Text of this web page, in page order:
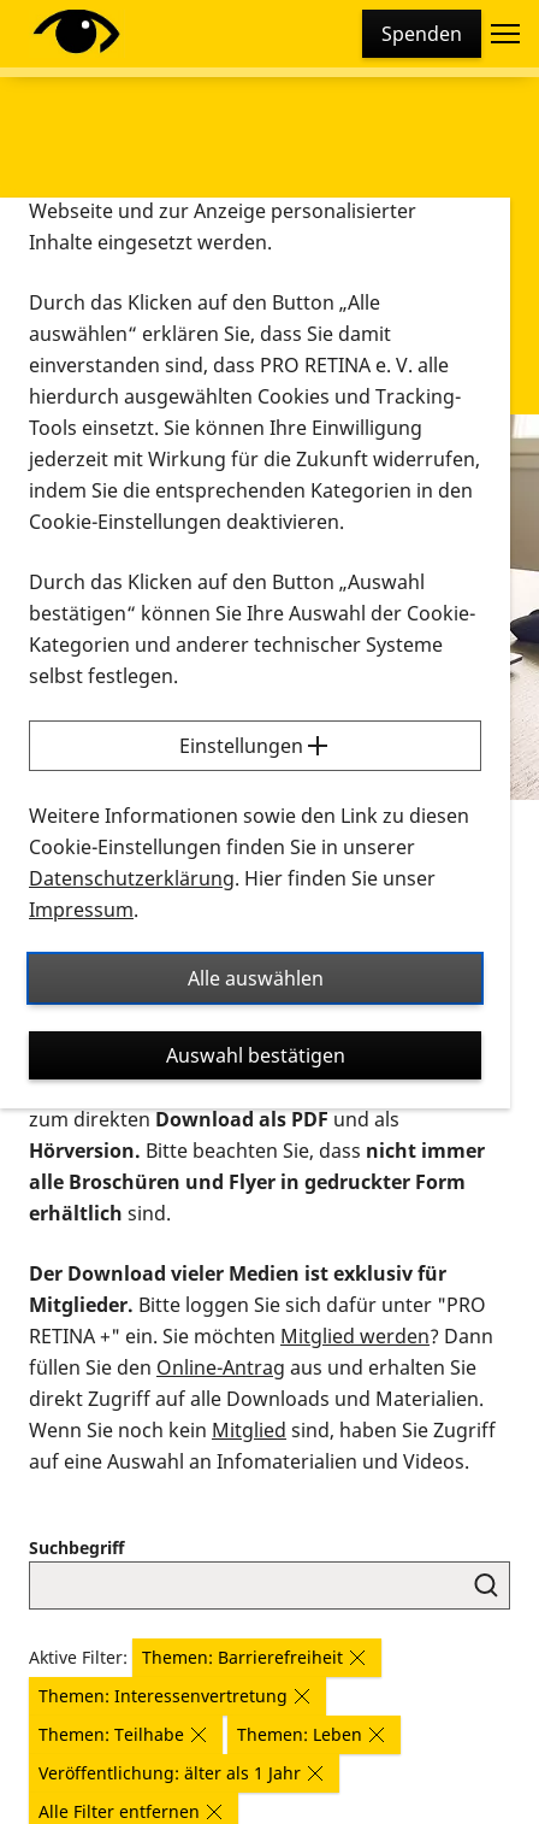
Spenden
Infomaterial
Infomaterial
Vorlesen
Alle Infomaterialien in verschiedenen
Formaten an einem Ort
Sie möchten wissen, wie Sie nach Infonmaterial
suchen und dieses bestellen bzw. herunterladen
können? Schauen Sie sich dieErklärvideos zum
Thema Infomaterial auf der PRO RETINA-Website
für blinde und sehbehinderte Menschen an.
Auf dieser Seite finden Sie sämtliches Infomaterial
Ort. Nutzen Sie den Formatfilter, um ausschließlich
nach Flyern und Broschüren, Audios oder Videos zu
suchen. Die meisten Flyer und Broschüren werden in
verschiedenen Formaten angeboten: zur
postalischen Bestellung als gedruckte Variante
zum direktenDownload als PDFund als
Hörversion. Bitte beachten Sie, dass nicht immer
alle Broschüren und Flyer in gedruckter Form
erhältlich sind.
Der Download vieler Medien ist exklusiv für
Mitglieder. Bitte loggen Sie sich dafür unter "PRO
RETINA +" ein. Sie möchten Mitglied werden? Dann
füllen Sie den Online-Antrag aus und erhalten Sie
direkt Zugriff auf alle Downloads und Materialien.
Wenn Sie noch kein Mitglied sind, haben Sie Zugriff
auf eine Auswahl an Infomaterialien und Videos.
Suchbegriff
Aktive Filter:
Themen: Barrierefreiheit
Themen: Interessenvertretung
Themen: Teilhabe
Themen: Leben
Veröffentlichung: älter als 1 Jahr
Alle Filter entfernen
Diese Webseite setzt verschiedene Cookies und
Tracking-Tools ein. Dies beinhaltet Cookies und
Webseite und zur Anzeige personalisierter
Inhalte eingesetzt werden.
Durch das Klicken auf den Button „Alle
auswählen“ erklären Sie, dass Sie damit
einverstanden sind, dass PRO RETINA e. V. alle
hierdurch ausgewählten Cookies und Tracking-
Tools einsetzt. Sie können Ihre Einwilligung
jederzeit mit Wirkung für die Zukunft widerrufen,
indem Sie die entsprechenden Kategorien in den
Cookie-Einstellungen deaktivieren.
Durch das Klicken auf den Button „Auswahl
bestätigen“ können Sie Ihre Auswahl der Cookie-
Kategorien und anderer technischer Systeme
selbst festlegen.
Einstellungen
Weitere Informationen sowie den Link zu diesen
Cookie-Einstellungen finden Sie in unserer
Datenschutzerklärung. Hier finden Sie unser
Impressum.
Alle auswählen
Auswahl bestätigen